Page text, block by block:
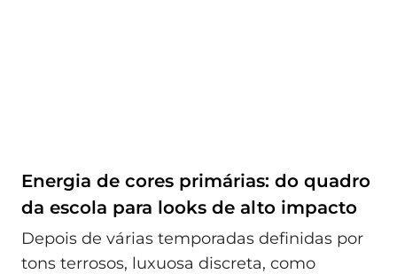
Energia de cores primárias: do quadro
da escola para looks de alto impacto
Depois de várias temporadas definidas por
tons terrosos, luxuosa discreta, como